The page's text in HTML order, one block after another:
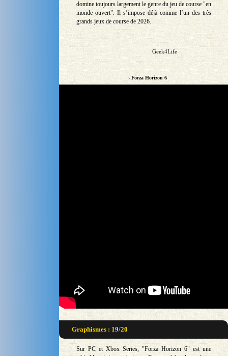
domine toujours largement le genre du jeu de course "en
monde ouvert". Il s’impose déjà comme l’un des très
grands jeux de course de 2026.
Geek4Life
› Forza Horizon 6
Graphismes : 19/20
Sur PC et Xbox Series, "Forza Horizon 6" est une